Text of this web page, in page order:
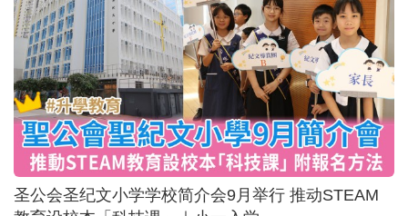
圣公会圣纪文小学学校简介会9月举行 推动STEAM